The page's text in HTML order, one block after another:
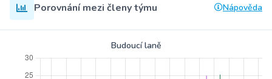
Porovnání mezi členy týmu Nápověda
Budoucí laně